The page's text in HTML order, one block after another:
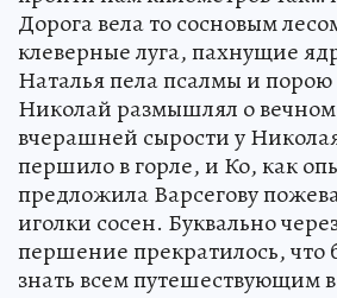
Дорога вела то сосновым
клеверные луга, пахнущие
Наталья пела псалмы и порою
Николай размышлял о
вчерашней сырости у
першило в горле, и Ко, как
предложила Варсегову
иголки сосен. Буквально
першение прекратилось, что
знать всем путешествующим